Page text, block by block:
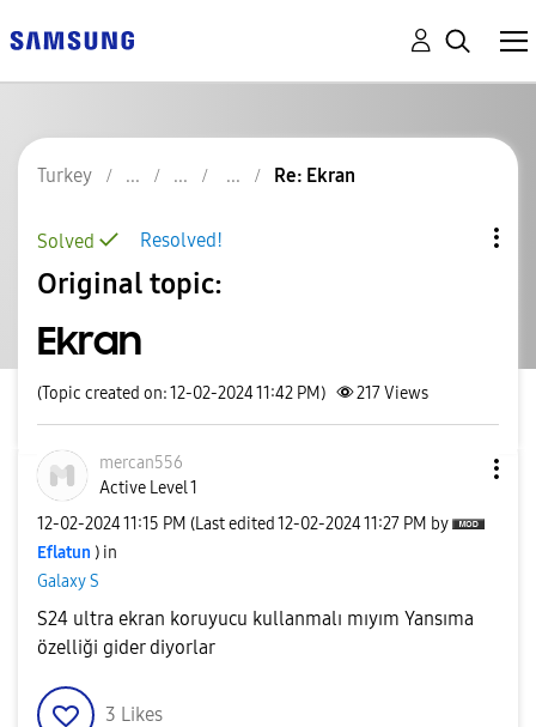
Turkey Re: Ekran
Resolved!
Solved
Original topic:
Ekran
(Topic created on: 12-02-2024 11:42 PM) 217Views
mercan556
Active Level 1
‎12-02-202411:15 PM (Last edited ‎12-02-202411:27 PM by
Eflatun ) in
Galaxy S
S24 ultra ekran koruyucu kullanmalı mıyım Yansıma
özelliği gider diyorlar
3 Likes